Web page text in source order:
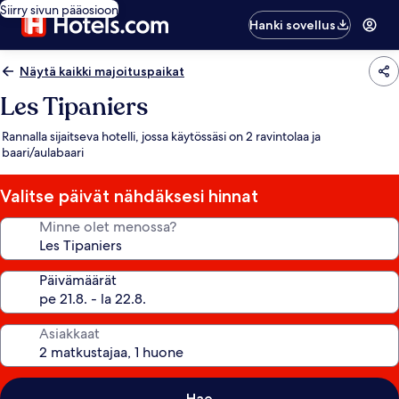
Siirry sivun pääosioon
Hanki sovellus
Näytä kaikki majoituspaikat
Les Tipaniers
Rannalla sijaitseva hotelli, jossa käytössäsi on 2 ravintolaa ja
baari/aulabaari
Valitse päivät nähdäksesi hinnat
Minne olet menossa?
Päivämäärät
Asiakkaat